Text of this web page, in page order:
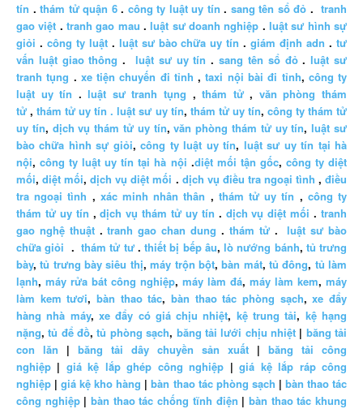
tín .thám tử quận 6. công ty luật uy tín . sang tên sổ đỏ .tranh
gao việt .tranh gao mau .luật sư doanh nghiệp .luật sư hình sự
giỏi . công ty luật. luật sư bào chữa uy tín .giám định adn .tư
vấn luật giao thông . luật sư uy tín .sang tên sổ đỏ.luật sư
tranh tụng . xe tiện chuyến đi tỉnh ,taxi nội bài đi tỉnh, công ty
luật uy tín .luật sư tranh tụng ,thám tử, văn phòng thám
tử ,thám tử uy tín . luật sư uy tín, thám tử uy tín, công ty thám tử
uy tín, dịch vụ thám tử uy tín,văn phòng thám tử uy tín,luật sư
bào chữa hình sự giỏi,công ty luật uy tín, luật sư uy tín tại hà
nội,công ty luật uy tín tại hà nội .diệt mối tận gốc, công ty diệt
mối,diệt mối,dịch vụ diệt mối . dịch vụ điều tra ngoại tình ,điều
tra ngoại tình , xác minh nhân thân , thám tử uy tín , công ty
thám tử uy tín ,dịch vụ thám tử uy tín . dịch vụ diệt mối .tranh
gao nghệ thuật.tranh gao chan dung . thám tử.luật sư bào
chữa giỏi .thám tử tư.thiết bị bếp âu,lò nướng bánh, tủ trưng
bày,tủ trưng bày siêu thị,máy trộn bột,bàn mát, tủ đông, tủ làm
lạnh, máy rửa bát công nghiệp, máy làm đá, máy làm kem, máy
làm kem tươi,bàn thao tác,bàn thao tác phòng sạch,xe đẩy
hàng nhà máy, xe đẩy có giá chịu nhiệt, kệ trung tải, kệ hạng
nặng,tủ để đồ,tủ phòng sạch, băng tải lưới chịu nhiệt| băng tải
con lăn | băng tải dây chuyền sản xuất | băng tải công
nghiệp | giá kệ lắp ghép công nghiệp |giá kệ lắp ráp công
nghiệp |giá kệ kho hàng |bàn thao tác phòng sạch | bàn thao tác
công nghiệp|bàn thao tác chống tĩnh điện | bàn thao tác khung